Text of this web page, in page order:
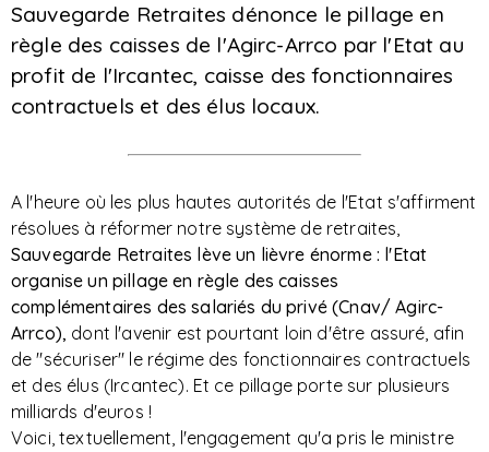
Sauvegarde Retraites dénonce le pillage en
règle des caisses de l'Agirc-Arrco par l'Etat au
profit de l'Ircantec, caisse des fonctionnaires
contractuels et des élus locaux.
A l'heure où les plus hautes autorités de l'Etat s'affirment
résolues à réformer notre système de retraites,
Sauvegarde Retraites lève un lièvre énorme : l'Etat
organise un pillage en règle des caisses
complémentaires des salariés du privé (Cnav/ Agirc-
Arrco), dont l'avenir est pourtant loin d'être assuré, afin
de "sécuriser" le régime des fonctionnaires contractuels
et des élus (Ircantec). Et ce pillage porte sur plusieurs
milliards d'euros !
Voici, textuellement, l'engagement qu'a pris le ministre